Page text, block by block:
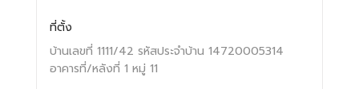
ที่ตั้ง
บ้านเลขที่ 1111/42 รหัสประจำบ้าน 14720005314
อาคารที่/หลังที่ 1 หมู่ 11